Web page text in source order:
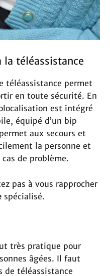
la téléassistance
téléassistance permet
en toute sécurité. En
est intégré
équipé d’un bip
aux secours et
la personne et
de problème.
pas à vous rapprocher
spécialisé.
très pratique pour
âgées. Il faut
de téléassistance